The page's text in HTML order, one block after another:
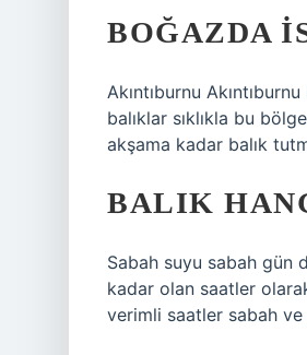
BOĞAZDA
Akıntıburnu
balıklar sıklıkla bu
akşama kadar balık
BALIK
Sabah suyu sabah gün
kadar olan saatler
verimli saatler sabah ve